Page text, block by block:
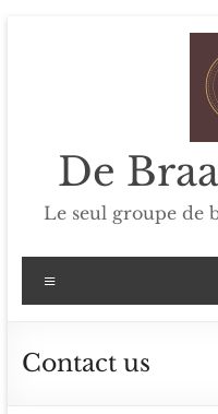
De
Le seul groupe de
Contact us